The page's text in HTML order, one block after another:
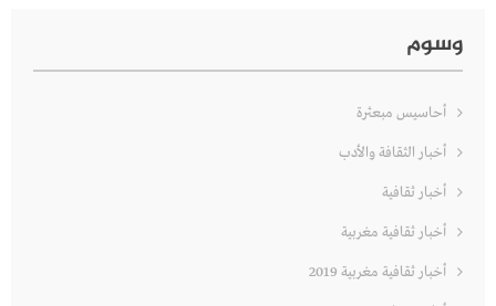
وسوم
أحاسيس مبعثرة
أخبار الثقافة والأدب
أخبار ثقافية
أخبار ثقافية مغربية
أخبار ثقافية مغربية 2019